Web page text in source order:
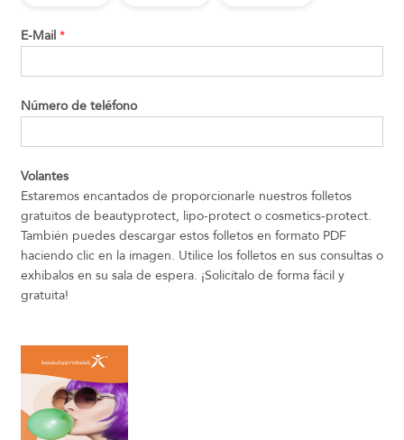
E-Mail *
Número de teléfono
Volantes
Estaremos encantados de proporcionarle nuestros folletos
gratuitos de beautyprotect, lipo-protect o cosmetics-protect.
También puedes descargar estos folletos en formato PDF
haciendo clic en la imagen. Utilice los folletos en sus consultas o
exhíbalos en su sala de espera. ¡Solicítalo de forma fácil y
gratuita!